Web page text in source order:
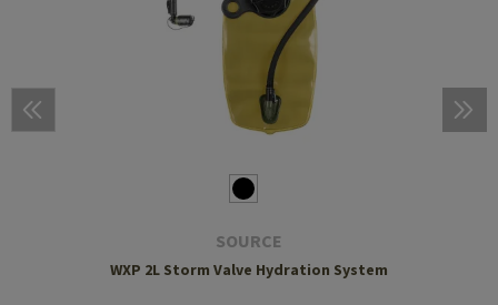
SOURCE
WXP 2L Storm Valve Hydration System